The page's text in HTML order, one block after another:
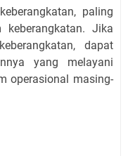
paling
Jika
dapat
yang melayani
operasional masing-